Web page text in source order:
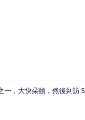
，大快朵頤，然後到訪